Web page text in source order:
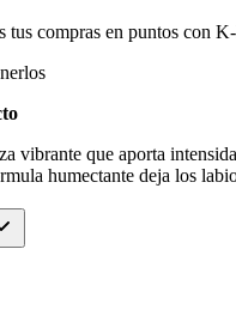
tus compras en puntos con K-
vibrante que aporta
humectante deja los